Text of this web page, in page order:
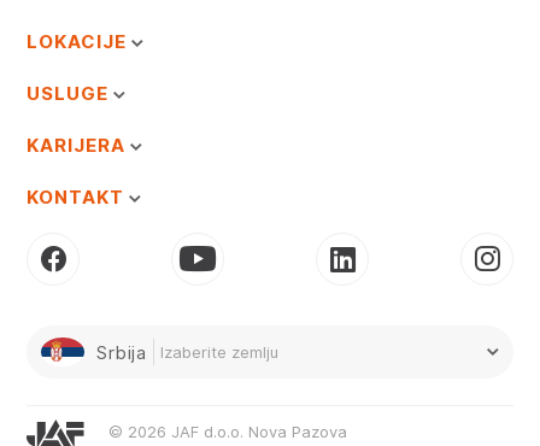
LOKACIJE
USLUGE
KARIJERA
KONTAKT
Srbija Izaberite zemlju
© 2026 JAF d.o.o. Nova Pazova